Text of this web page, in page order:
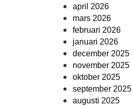
april 2026
mars 2026
februari 2026
januari 2026
december 2025
november 2025
oktober 2025
september 2025
augusti 2025